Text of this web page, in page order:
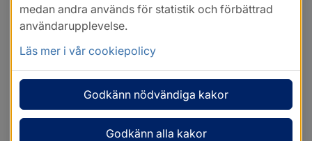
medan andra används för statistik och förbättrad
användarupplevelse.
Läs mer i vår cookiepolicy
Godkänn nödvändiga kakor
Godkänn alla kakor